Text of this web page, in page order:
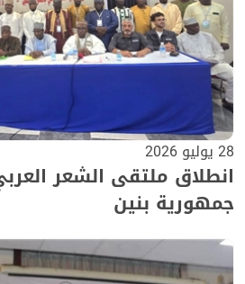
28 يوليو 2026
انطلاق ملتقى الشعر
جمهورية بنين